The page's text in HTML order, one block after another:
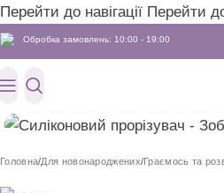
Перейти до навігації Перейти
Обробка замовлень: 10:00 - 19:00
Головна/Для новонароджених/Граємось та